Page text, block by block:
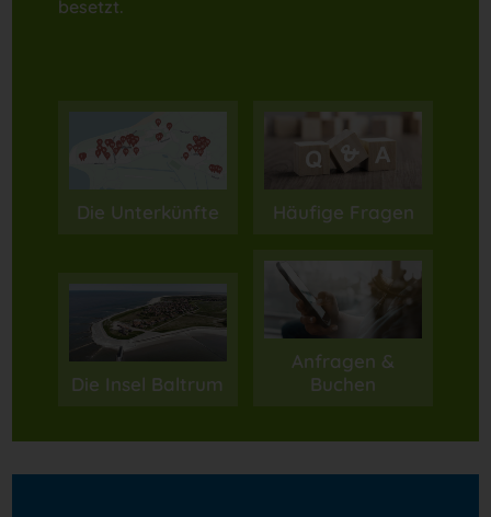
besetzt.
Die Unterkünfte Häufige Fragen
Die Insel Baltrum
Anfragen &
Buchen